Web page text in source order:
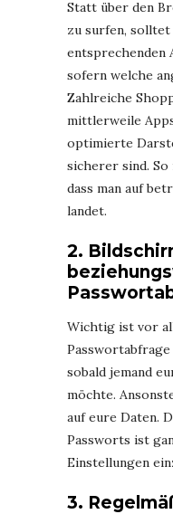
Statt über den
zu surfen,
entsprechenden
sofern welche
Zahlreiche
mittlerweile
optimierte
sicherer sind. So
dass man auf
landet.
2.
Wichtig ist vor
sobald jemand
möchte.
auf eure Daten.
Passworts ist
Einstellungen
3.